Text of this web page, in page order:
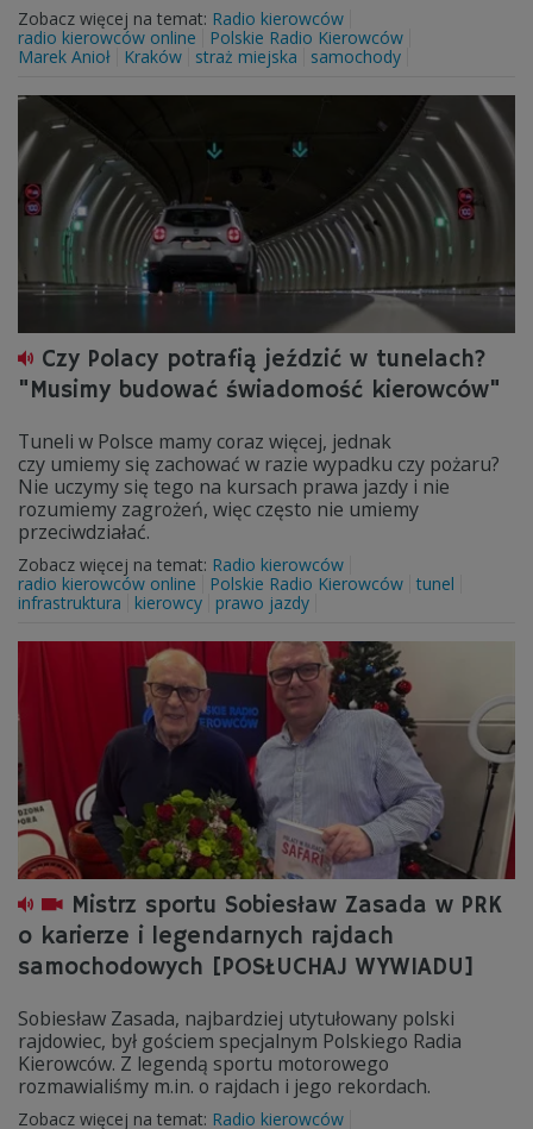
Zobacz więcej na temat: Radio kierowców
radio kierowców online
Polskie Radio Kierowców
Marek Anioł
Kraków straż miejska samochody
Czy Polacy potrafią jeździć w tunelach?
"Musimy budować świadomość kierowców"
Tuneli w Polsce mamy coraz więcej, jednak
czy umiemy się zachować w razie wypadku czy pożaru?
Nie uczymy się tego na kursach prawa jazdy i nie
rozumiemy zagrożeń, więc często nie umiemy
przeciwdziałać.
Zobacz więcej na temat: Radio kierowców
radio kierowców online
Polskie Radio Kierowców tunel
infrastruktura
kierowcy prawo jazdy
Mistrz sportu Sobiesław Zasada w PRK
o karierze i legendarnych rajdach
samochodowych [POSŁUCHAJ WYWIADU]
Sobiesław Zasada, najbardziej utytułowany polski
rajdowiec, był gościem specjalnym Polskiego Radia
Kierowców. Z legendą sportu motorowego
rozmawialiśmy m.in. o rajdach i jego rekordach.
Zobacz więcej na temat: Radio kierowców